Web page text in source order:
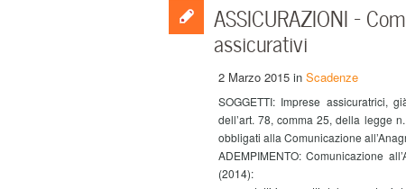
ASSICURAZIONI –
assicurativi
2 Marzo 2015 in Scadenze
SOGGETTI: Imprese assicuratrici,
dell’art. 78, comma 25, della legge
obbligati alla Comunicazione
ADEMPIMENTO: Comunicazione
(2014):